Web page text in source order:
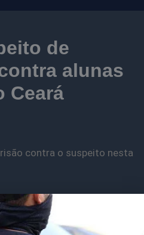
de
alunas
Ceará
contra o suspeito nesta